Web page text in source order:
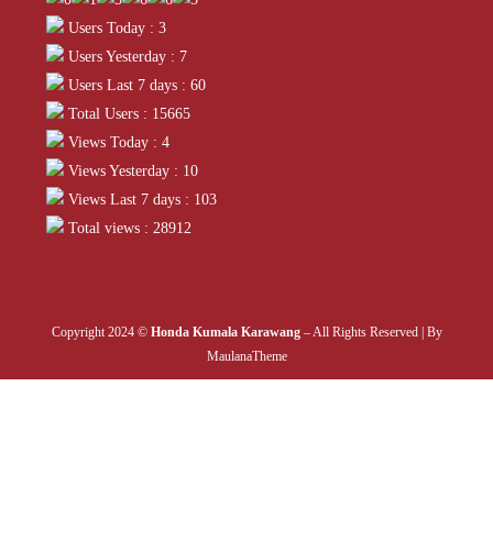
Users Today : 3
Users Yesterday : 7
Users Last 7 days : 60
Total Users : 15665
Views Today : 4
Views Yesterday : 10
Views Last 7 days : 103
Total views : 28912
Copyright 2024 © Honda Kumala Karawang – All Rights Reserved | By
MaulanaTheme